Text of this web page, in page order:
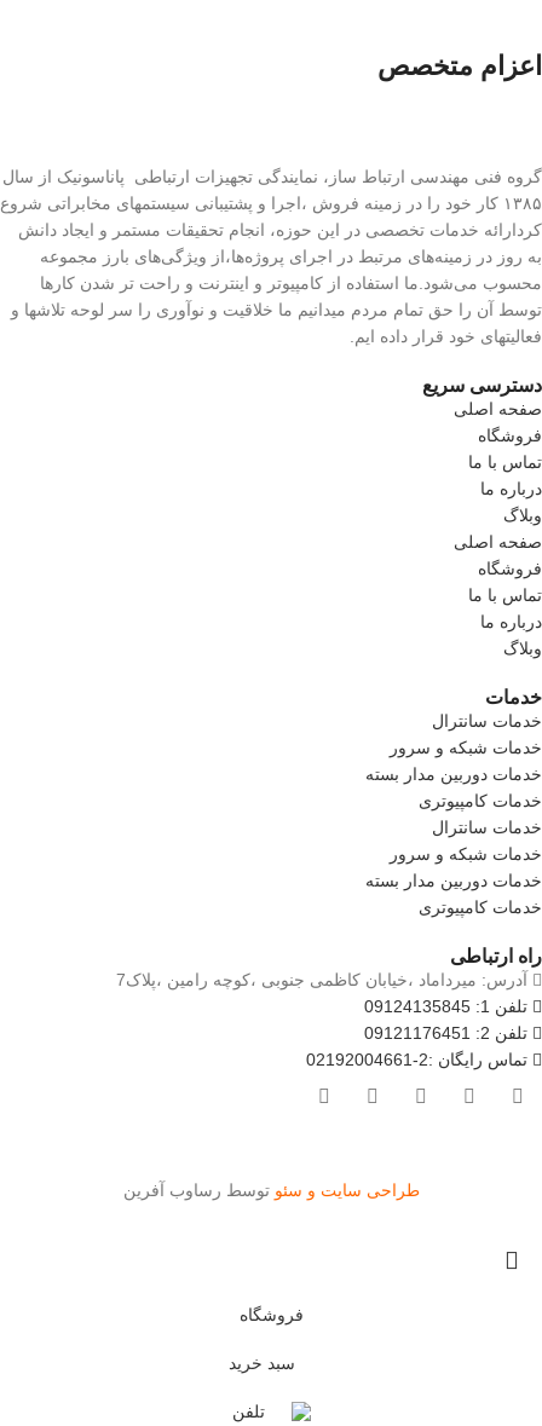
اعزام متخصص
گروه فنی مهندسی ارتباط ساز، نمایندگی تجهیزات ارتباطی پاناسونیک از سال
۱۳۸۵ کار خود را در زمینه فروش ،اجرا و پشتیبانی سیستمهای مخابراتی شروع
کردارائه خدمات تخصصی در این حوزه، انجام تحقیقات مستمر و ایجاد دانش
به‌ روز در زمینه‌های مرتبط در اجرای پروژه‌ها،از ویژگی‌های بارز مجموعه
محسوب می‌شود.ما استفاده از کامپیوتر و اینترنت و راحت تر شدن کارها
توسط آن را حق تمام مردم میدانیم ما خلاقیت و نوآوری را سر لوحه تلاشها و
فعالیتهای خود قرار داده ایم.
دسترسی سریع
صفحه اصلی
فروشگاه
تماس با ما
درباره ما
وبلاگ
صفحه اصلی
فروشگاه
تماس با ما
درباره ما
وبلاگ
خدمات
خدمات سانترال
خدمات شبکه و سرور
خدمات دوربین مدار بسته
خدمات کامپیوتری
خدمات سانترال
خدمات شبکه و سرور
خدمات دوربین مدار بسته
خدمات کامپیوتری
راه ارتباطی
آدرس: میرداماد ،خیابان کاظمی جنوبی ،کوچه رامین ،پلاک7
تلفن 1: 09124135845
تلفن 2: 09121176451
تماس رایگان :2-02192004661
طراحی سایت و سئو توسط رساوب آفرین
فروشگاه
سبد خرید
تلفن